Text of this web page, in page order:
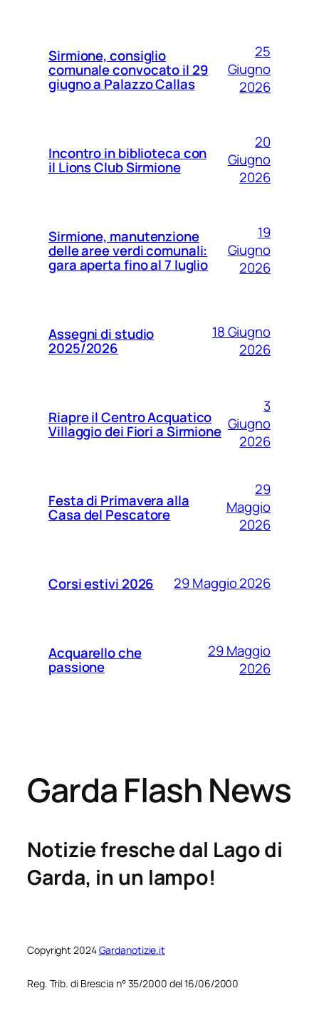
Sirmione, consiglio
comunale convocato il 29
giugno a Palazzo Callas
25
Giugno
2026
Incontro in biblioteca con
il Lions Club Sirmione
20
Giugno
2026
Sirmione, manutenzione
delle aree verdi comunali:
gara aperta fino al 7 luglio
19
Giugno
2026
Assegni di studio
2025/2026
18 Giugno
2026
Riapre il Centro Acquatico
Villaggio dei Fiori a Sirmione
3
Giugno
2026
Festa di Primavera alla
Casa del Pescatore
29
Maggio
2026
Corsi estivi 2026 29 Maggio 2026
Acquarello che
passione
29 Maggio
2026
Garda Flash News
Notizie fresche dal Lago di
Garda, in un lampo!
Copyright 2024Gardanotizie.it
Reg. Trib. di Brescia n° 35/2000 del 16/06/2000